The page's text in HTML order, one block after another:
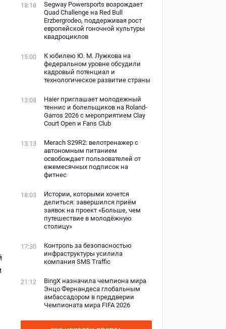
18:18
Segway Powersports возрождает
Quad Challenge на Red Bull
Erzbergrodeo, поддерживая рост
европейской гоночной культуры
квадроциклов
15:00
К юбилею Ю. М. Лужкова на
федеральном уровне обсудили
кадровый потенциал и
технологическое развитие страны
13:08
Haier приглашает молодежный
теннис и болельщиков на Roland-
Garros 2026 с мероприятием Clay
Court Open и Fans Club
13:13
Merach S29R2: велотренажер с
автономным питанием
освобождает пользователей от
ежемесячных подписок на
фитнес
18:03
Истории, которыми хочется
делиться: завершился приём
заявок на проект «Больше, чем
путешествие в молодёжную
столицу»
17:30
Контроль за безопасностью
инфраструктуры усилила
компания SMS Traffic
21:12
BingX назначила чемпиона мира
Энцо Фернандеса глобальным
амбассадором в преддверии
Чемпионата мира FIFA 2026